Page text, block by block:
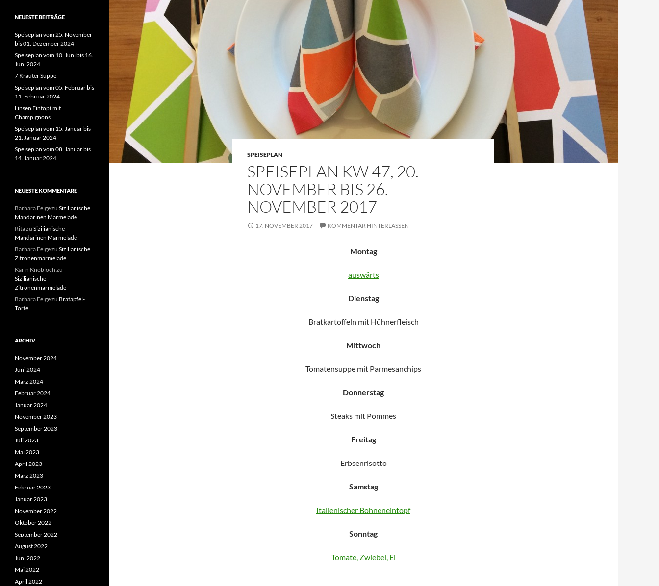
SPEISEPLAN
SPEISEPLAN KW 47, 20.
NOVEMBER BIS 26.
NOVEMBER 2017
17. NOVEMBER 2017 KOMMENTAR HINTERLASSEN
Montag
auswärts
Dienstag
Bratkartoffeln mit Hühnerfleisch
Mittwoch
Tomatensuppe mit Parmesanchips
Donnerstag
Steaks mit Pommes
Freitag
Erbsenrisotto
Samstag
Italienischer Bohneneintopf
Sonntag
Tomate, Zwiebel, Ei
NEUESTE BEITRÄGE
Speiseplan vom 25. November
bis 01. Dezember 2024
Speiseplan vom 10. Juni bis 16.
Juni 2024
7 Kräuter Suppe
Speiseplan vom 05. Februar bis
11. Februar 2024
Linsen Eintopf mit
Champignons
Speiseplan vom 15. Januar bis
21. Januar 2024
Speiseplan vom 08. Januar bis
14. Januar 2024
NEUESTE KOMMENTARE
Barbara Feigezu Sizilianische
Mandarinen Marmelade
Ritazu Sizilianische
Mandarinen Marmelade
Barbara Feigezu Sizilianische
Zitronenmarmelade
Karin Knobloch zu
Sizilianische
Zitronenmarmelade
Barbara Feigezu Bratapfel-
Torte
ARCHIV
November 2024
Juni 2024
März 2024
Februar 2024
Januar 2024
November 2023
September 2023
Juli 2023
Mai 2023
April 2023
März 2023
Februar 2023
Januar 2023
November 2022
Oktober 2022
September 2022
August 2022
Juni 2022
Mai 2022
April 2022